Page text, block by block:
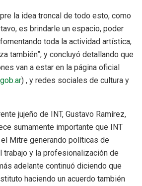
la idea troncal de todo esto, como
es brindarle un espacio, poder
toda la actividad artística,
también”; y concluyó detallando que
van a estar en la página oficial
) , y redes sociales de cultura y
jujeño de INT, Gustavo Ramírez,
sumamente importante que INT
Mitre generando políticas de
trabajo y la profesionalización de
adelante continuó diciendo que
haciendo un acuerdo también